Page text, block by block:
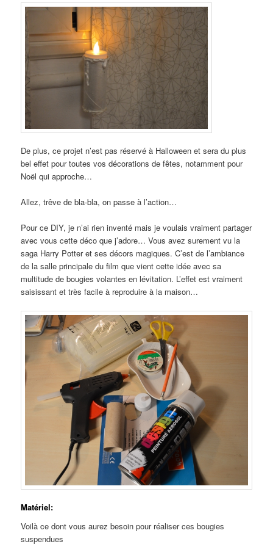
De plus, ce projet n’est pas réservé à Halloween et sera du plus
bel effet pour toutes vos décorations de fêtes, notamment pour
Noël qui approche…
Allez, trêve de bla-bla, on passe à l’action…
Pour ce DIY, je n’ai rien inventé mais je voulais vraiment partager
avec vous cette déco que j’adore… Vous avez surement vu la
saga Harry Potter et ses décors magiques. C’est de l’ambiance
de la salle principale du film que vient cette idée avec sa
multitude de bougies volantes en lévitation. L’effet est vraiment
saisissant et très facile à reproduire à la maison…
Matériel:
Voilà ce dont vous aurez besoin pour réaliser ces bougies
suspendues